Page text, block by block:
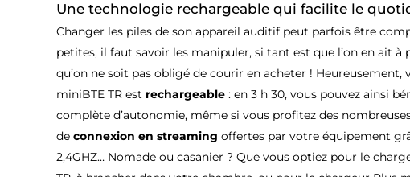
Une technologie rechargeable qui facilite le
Changer les piles de son appareil auditif peut parfois être
petites, il faut savoir les manipuler, si tant est que l’on en ait à
qu’on ne soit pas obligé de courir en acheter ! Heureusement,
miniBTE TR est rechargeable : en 3 h 30, vous pouvez ainsi
complète d’autonomie, même si vous profitez des
de connexion en streaming offertes par votre équipement
2,4GHZ… Nomade ou casanier ? Que vous optiez pour le